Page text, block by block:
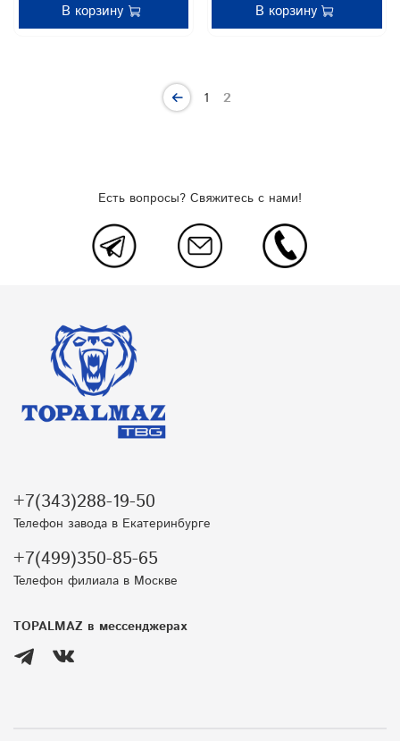
В корзину В корзину
1 2
Есть вопросы? Свяжитесь с нами!
+7(343)288-19-50
Телефон завода в Екатеринбурге
+7(499)350-85-65
Телефон филиала в Москве
TOPALMAZ в мессенджерах